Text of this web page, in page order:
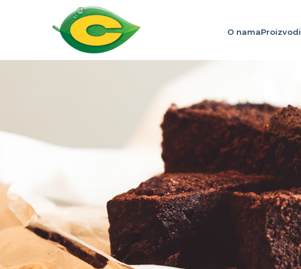
O namaProizvodi